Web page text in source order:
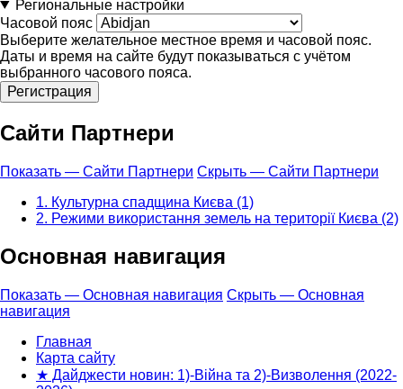
Региональные настройки
Часовой пояс
Выберите желательное местное время и часовой пояс.
Даты и время на сайте будут показываться с учётом
выбранного часового пояса.
Сайти Партнери
Показать — Сайти Партнери Скрыть — Сайти Партнери
1. Культурна спадщина Києва (1)
2. Режими використання земель на території Києва (2)
Основная навигация
Показать — Основная навигация Скрыть — Основная
навигация
Главная
Карта сайту
★ Дайджести новин: 1)-Війна та 2)-Визволення (2022-